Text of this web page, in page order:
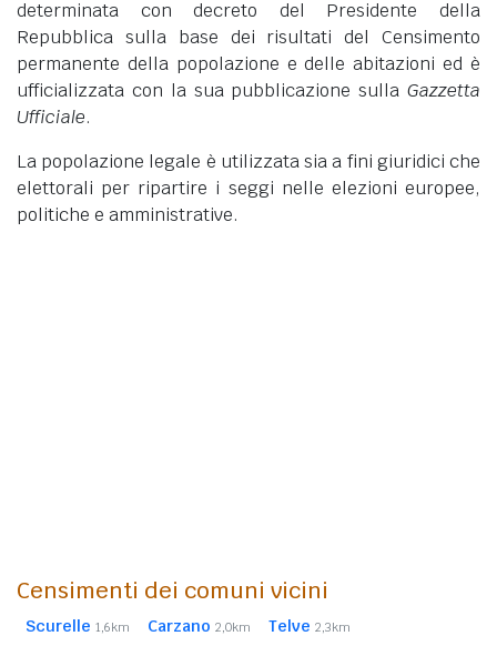
determinata con decreto del Presidente della
Repubblica sulla base dei risultati del Censimento
permanente della popolazione e delle abitazioni ed è
ufficializzata con la sua pubblicazione sulla Gazzetta
Ufficiale.
La popolazione legale è utilizzata sia a fini giuridici che
elettorali per ripartire i seggi nelle elezioni europee,
politiche e amministrative.
Censimenti dei comuni vicini
Scurelle 1,6km Carzano 2,0km Telve 2,3km